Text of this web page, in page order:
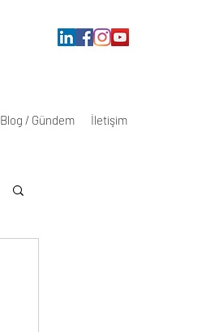
Blog / Gündem İletişim